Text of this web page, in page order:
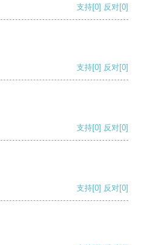
支持[0] 反对[0]
支持[0] 反对[0]
支持[0] 反对[0]
支持[0] 反对[0]